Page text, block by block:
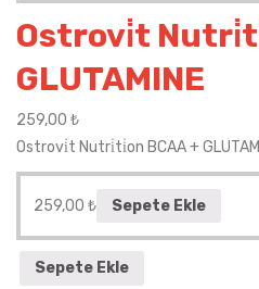
Ostrovi̇t
GLUTAMINE
259,00 ₺
Ostrovi̇t Nutri̇ti̇on BCAA +
259,00 ₺ Sepete Ekle
Sepete Ekle